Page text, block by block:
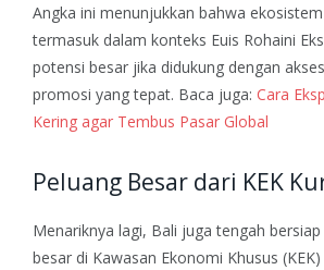
Angka ini menunjukkan bahwa
termasuk dalam konteks Euis Rohaini
potensi besar jika didukung dengan
promosi yang tepat. Baca juga: Cara
Kering agar Tembus Pasar Global
Peluang Besar dari KEK
Menariknya lagi, Bali juga tengah
besar di Kawasan Ekonomi Khusus